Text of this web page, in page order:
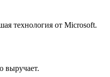
технология от Microsoft.
выручает.